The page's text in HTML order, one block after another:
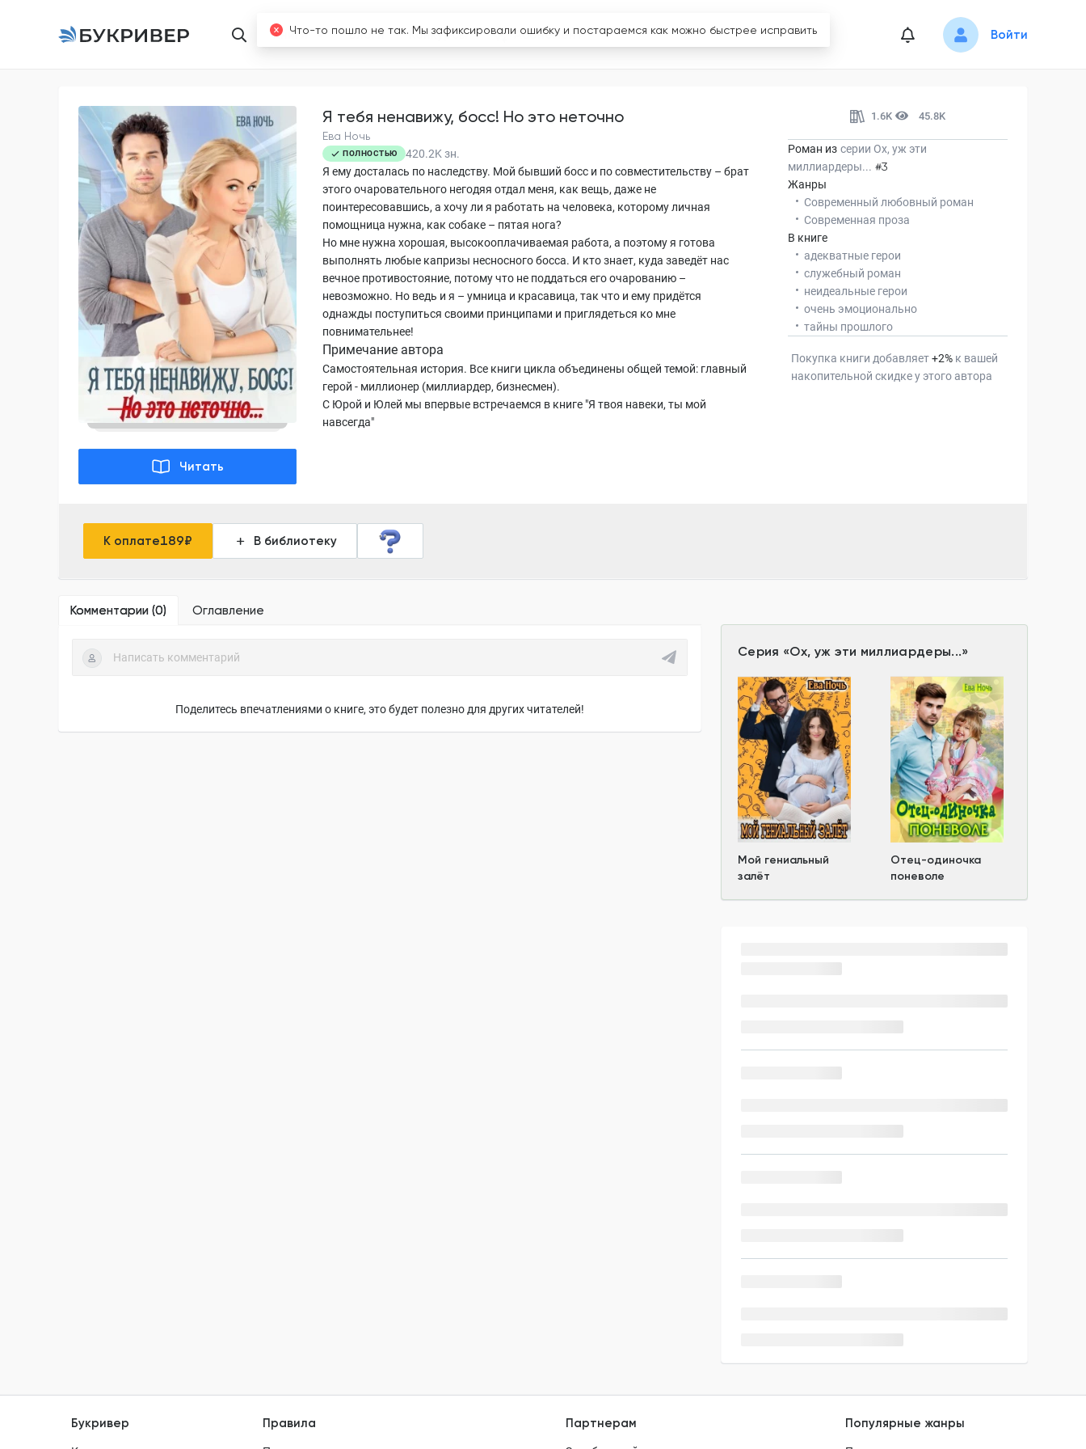
Книги Блоги Конкурсы Абонемент Войти
Читать
Я тебя ненавижу, босс! Но это неточно
Ева Ночь
ПОЛНОСТЬЮ 420.2K зн.
Я ему досталась по наследству. Мой бывший босс и по совместительству – брат
этого очаровательного негодяя отдал меня, как вещь, даже не
поинтересовавшись, а хочу ли я работать на человека, которому личная
помощница нужна, как собаке – пятая нога?
Но мне нужна хорошая, высокооплачиваемая работа, а поэтому я готова
выполнять любые капризы несносного босса. И кто знает, куда заведёт нас
вечное противостояние, потому что не поддаться его очарованию –
невозможно. Но ведь и я – умница и красавица, так что и ему придётся
однажды поступиться своими принципами и приглядеться ко мне
повнимательнее!
Примечание автора
Самостоятельная история. Все книги цикла объединены общей темой: главный
герой - миллионер (миллиардер, бизнесмен).
С Юрой и Юлей мы впервые встречаемся в книге "Я твоя навеки, ты мой
навсегда"
1.6K 45.8K
Роман из серии Ох, уж эти
миллиардеры... #3
Жанры
Современный любовный роман
Современная проза
В книге
адекватные герои
служебный роман
неидеальные герои
очень эмоционально
тайны прошлого
Покупка книги добавляет+2% к вашей
накопительной скидке у этого автора
К оплате189₽ В библиотеку
Комментарии (0) Оглавление
Поделитесь впечатлениями о книге, это будет полезно для других читателей!
Серия «Ох, уж эти миллиардеры...»
Мой гениальный
залёт
Отец-одиночка
поневоле
Букривер Правила Партнерам Популярные жанры